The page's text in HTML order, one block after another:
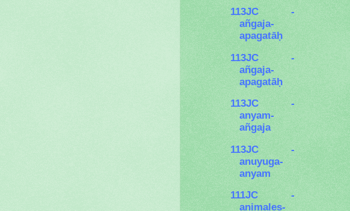
113JC -
añgaja-
apagatāḥ
113JC -
añgaja-
apagatāḥ
113JC -
anyam-
añgaja
113JC -
anuyuga-
anyam
111JC -
animales-